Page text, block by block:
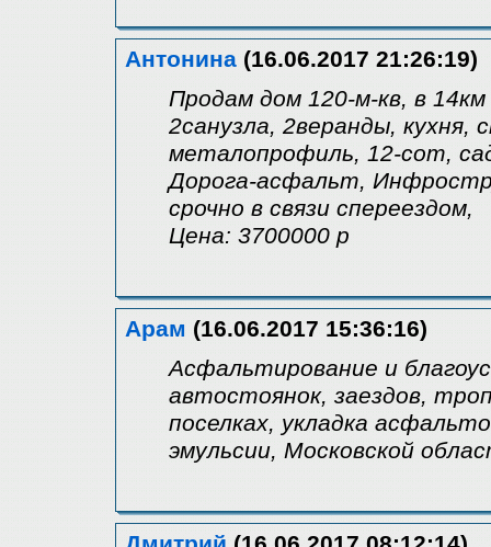
Антонина (16.06.2017 21:26:19)
Продам дом 120-м-кв, в
2санузла, 2веранды,
металопрофиль, 12-сот,
Дорога-асфальт,
срочно в связи спереездом,
Цена: 3700000 р
Арам (16.06.2017 15:36:16)
Асфальтирование и
автостоянок, заездов,
поселках, укладка
эмульсии, Московской